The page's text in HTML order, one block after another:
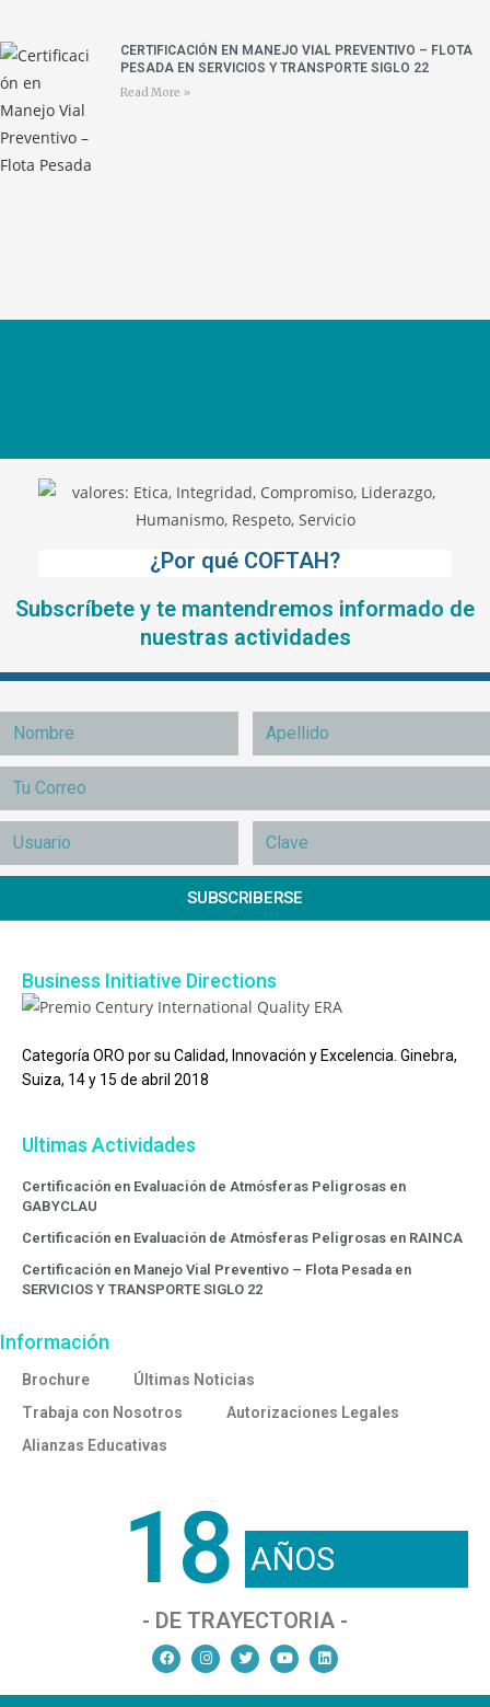
CERTIFICACIÓN EN MANEJO VIAL PREVENTIVO – FLOTA
PESADA EN SERVICIOS Y TRANSPORTE SIGLO 22
Read More »
¿Por qué COFTAH?
Subscríbete y te mantendremos informado de
nuestras actividades
SUBSCRIBERSE
Business Initiative Directions
Categoría ORO por su Calidad, Innovación y Excelencia. Ginebra,
Suiza, 14 y 15 de abril 2018
Ultimas Actividades
Certificación en Evaluación de Atmósferas Peligrosas en
GABYCLAU
Certificación en Evaluación de Atmósferas Peligrosas en RAINCA
Certificación en Manejo Vial Preventivo – Flota Pesada en
SERVICIOS Y TRANSPORTE SIGLO 22
Información
Brochure
Últimas Noticias
Trabaja con Nosotros
Autorizaciones Legales
Alianzas Educativas
18 AÑOS
- DE TRAYECTORIA -